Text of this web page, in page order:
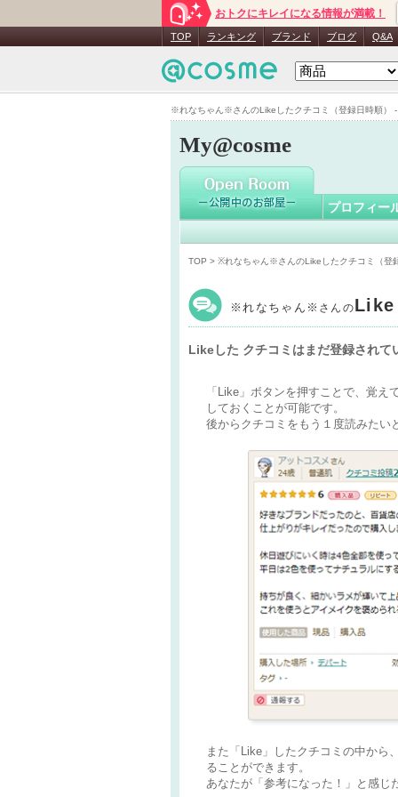
※れなちゃん※さんのLikeしたクチコミ（登録日時順）
おトクにキレイになる情報が満載！
TOP ランキング ブランド ブログ Q&A
My@cosme
※れなち
プロフィー
TOP > ※れなちゃん※さんのLikeしたクチコミ（登
※れなちゃん※ さんのLike
Likeした クチコミはまだ登録されて
「Like」ボタンを押すことで、覚
しておくことが可能です。
後からクチコミをもう１度読みたい
また「Like」したクチコミの中から
ることができます。
あなたが「参考になった！」と感じ